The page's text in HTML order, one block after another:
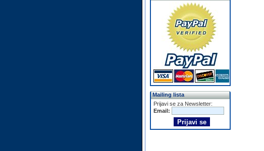
Mailing lista
Prijavi se za Newsletter:
Email: